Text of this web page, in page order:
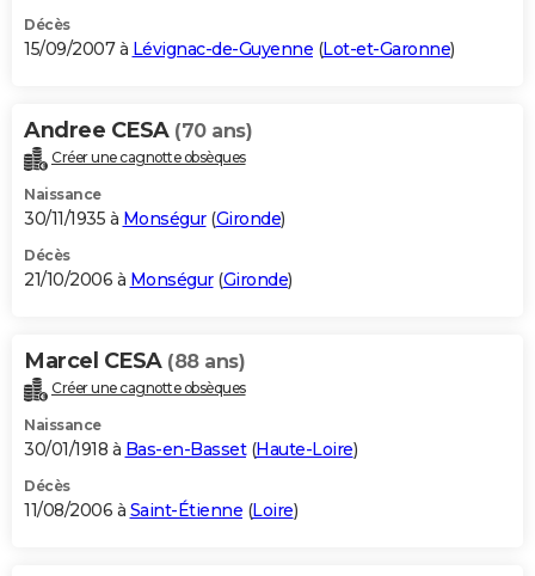
Décès
15/09/2007 à Lévignac-de-Guyenne (Lot-et-Garonne)
Andree CESA (70 ans)
Créer une cagnotte obsèques
Naissance
30/11/1935 à Monségur(Gironde)
Décès
21/10/2006 à Monségur(Gironde)
Marcel CESA (88 ans)
Créer une cagnotte obsèques
Naissance
30/01/1918 à Bas-en-Basset(Haute-Loire)
Décès
11/08/2006 à Saint-Étienne (Loire)